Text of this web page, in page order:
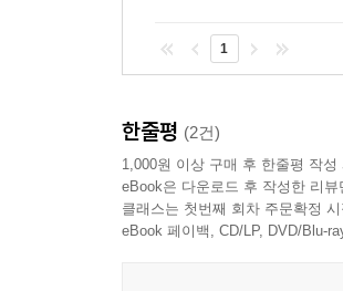
1
한줄평 (2건)
1,000원 이상 구매 후 한줄평 작성
eBook은 다운로드 후 작성한 리
클래스는 첫번째 회차 주문확정
eBook 페이백, CD/LP, DVD/Blu-